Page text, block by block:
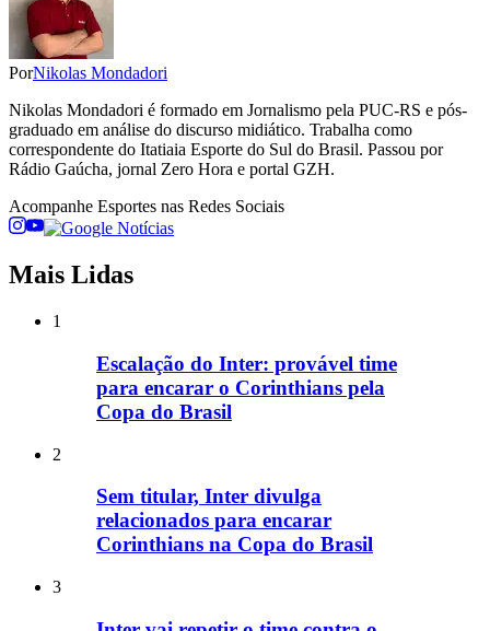
PorNikolas Mondadori
Nikolas Mondadori é formado em Jornalismo pela PUC-RS e pós-
graduado em análise do discurso midiático. Trabalha como
correspondente do Itatiaia Esporte do Sul do Brasil. Passou por
Rádio Gaúcha, jornal Zero Hora e portal GZH.
Acompanhe Esportes nas Redes Sociais
Mais Lidas
1
Escalação do Inter: provável time
para encarar o Corinthians pela
Copa do Brasil
2
Sem titular, Inter divulga
relacionados para encarar
Corinthians na Copa do Brasil
3